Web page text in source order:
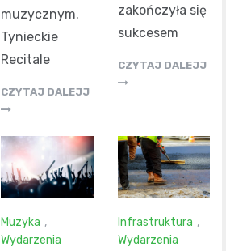
muzycznym.
Tynieckie
Recitale
CZYTAJ DALEJJ
zakończyła się
sukcesem
CZYTAJ DALEJJ
Muzyka ,
Wydarzenia
Infrastruktura ,
Wydarzenia